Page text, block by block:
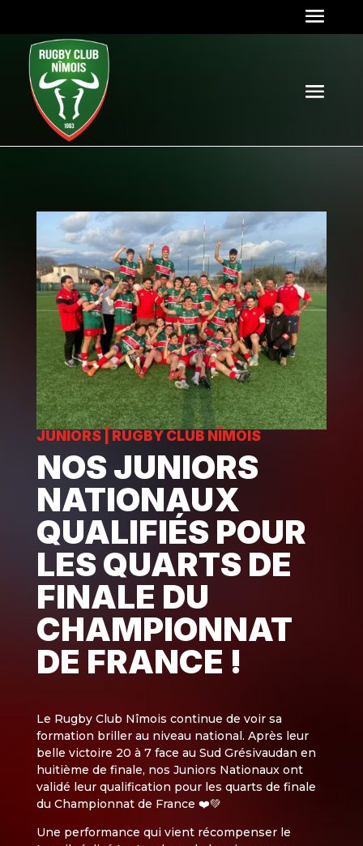
JUNIORS| RUGBY CLUB NÎMOIS
NOS JUNIORS
NATIONAUX
QUALIFIÉS POUR
LES QUARTS DE
FINALE DU
CHAMPIONNAT
DE FRANCE !
Le Rugby Club Nîmois continue de voir sa
formation briller au niveau national. Après leur
belle victoire 20 à 7 face au Sud Grésivaudan en
huitième de finale, nos Juniors Nationaux ont
validé leur qualification pour les quarts de finale
du Championnat de France ❤️💚
Une performance qui vient récompenser le